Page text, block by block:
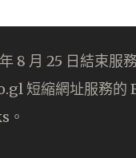
8 月 25 日結束服
短縮網址服務的
。